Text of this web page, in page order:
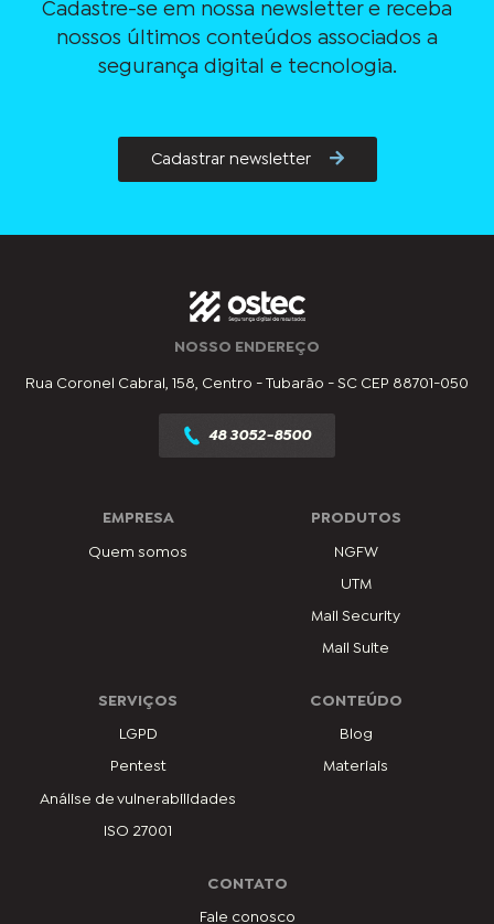
Cadastre-se em nossa newsletter e receba
nossos últimos conteúdos associados a
segurança digital e tecnologia.
Cadastrar newsletter
NOSSO ENDEREÇO
Rua Coronel Cabral, 158, Centro - Tubarão - SC CEP 88701-050
48 3052-8500
EMPRESA
Quem somos
PRODUTOS
NGFW
UTM
Mail Security
Mail Suite
SERVIÇOS
LGPD
Pentest
Análise de vulnerabilidades
ISO 27001
CONTEÚDO
Blog
Materiais
CONTATO
Fale conosco